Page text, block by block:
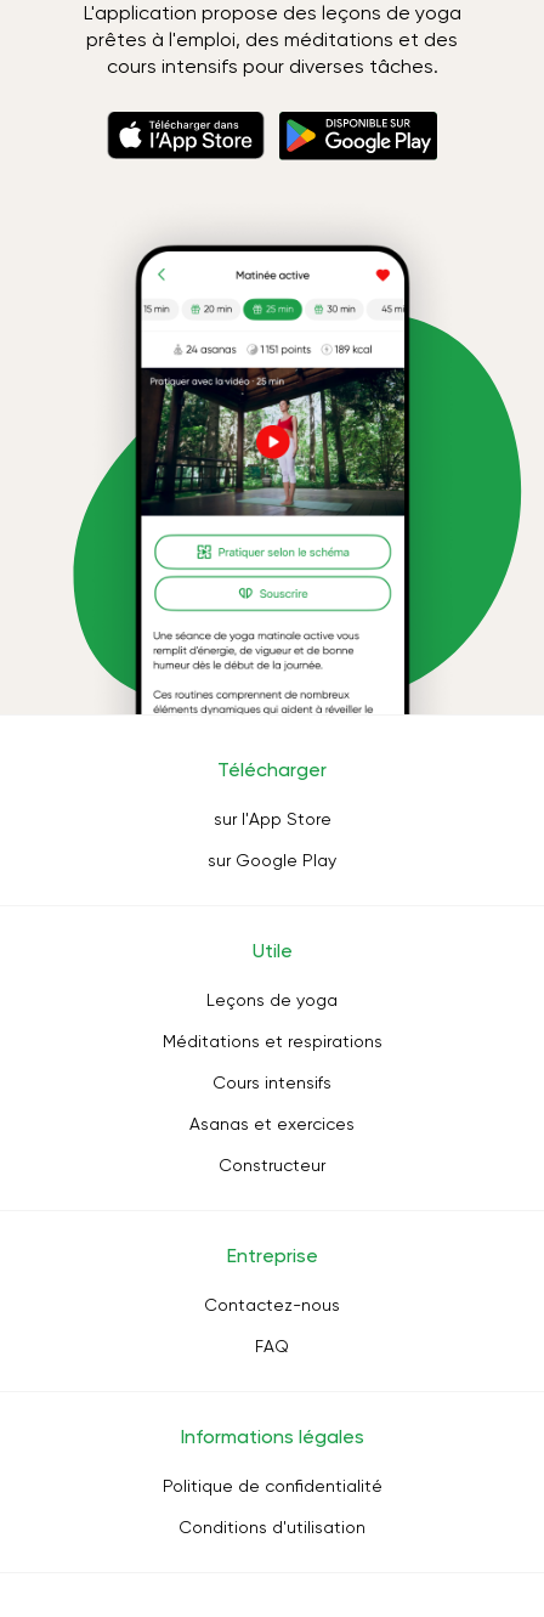
L'application propose des leçons de yoga
prêtes à l'emploi, des méditations et des
cours intensifs pour diverses tâches.
Télécharger
sur l'App Store
sur Google Play
Utile
Leçons de yoga
Méditations et respirations
Cours intensifs
Asanas et exercices
Constructeur
Entreprise
Contactez-nous
FAQ
Informations légales
Politique de confidentialité
Conditions d'utilisation